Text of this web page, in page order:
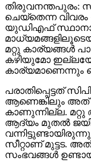
തിരുവനന്തപുരം:
ചെയ്‌തെന്ന വിവരം
യുഡിഎഫ്
മറ്റു കാര്യങ്ങള്‍
കഴിയുമോ
പരാതിപ്പെട്ടത്
ആണെങ്കിലും അത്
കാണുന്നില്ല.
ആദ്യം മുതല്‍
സീറ്റാണ് മുട്ടട.
സംഭവങ്ങള്‍